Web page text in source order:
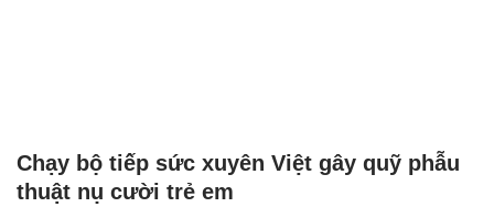
Chạy bộ tiếp sức xuyên Việt gây quỹ phẫu
thuật nụ cười trẻ em